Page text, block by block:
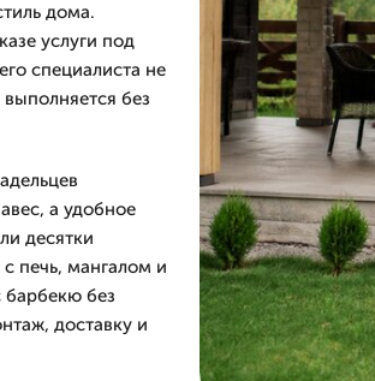
дома.
услуги под
специалиста не
без
а удобное
десятки
печь, мангалом и
барбекю без
доставку и